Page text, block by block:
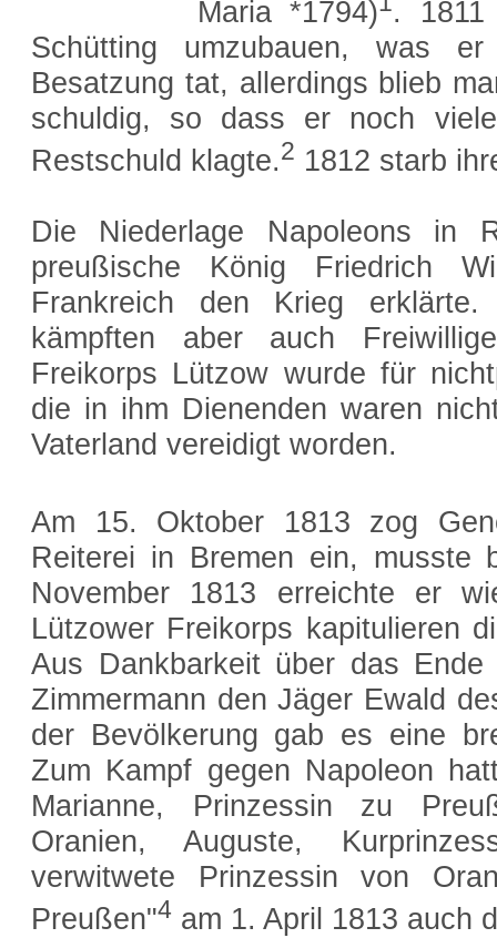
Maria *1794) . 1811
Schütting umzubauen, was
Besatzung tat, allerdings blieb
schuldig, so dass er noch
Restschuld klagte.2 1812 starb
Die Niederlage Napoleons in
preußische König Friedrich
Frankreich den Krieg
kämpften aber auch
Freikorps Lützow wurde für
die in ihm Dienenden waren
Vaterland vereidigt worden.
Am 15. Oktober 1813 zog
Reiterei in Bremen ein, musste
November 1813 erreichte er
Lützower Freikorps kapitulieren
Aus Dankbarkeit über das
Zimmermann den Jäger Ewald
der Bevölkerung gab es eine
Zum Kampf gegen Napoleon
Marianne, Prinzessin zu
Oranien, Auguste,
verwitwete Prinzessin von
Preußen"4 am 1. April 1813 auch